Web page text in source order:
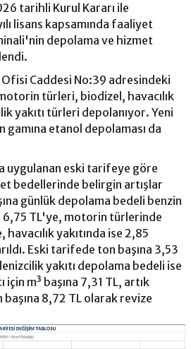
tarihli Kurul Kararı ile
lisans kapsamında faaliyet
depolama ve hizmet
Caddesi No:39 adresindeki
türleri, biodizel, havacılık
yakıtı türleri depolanıyor. Yeni
etanol depolaması da
uygulanan eski tarifeye göre
bedellerinde belirgin artışlar
günlük depolama bedeli benzin
TL'ye, motorin türlerinde
yakıtında ise 2,85
Eski tarifede ton başına 3,53
yakıtı depolama bedeli ise
için m³ başına 7,31 TL, artık
başına 8,72 TL olarak revize